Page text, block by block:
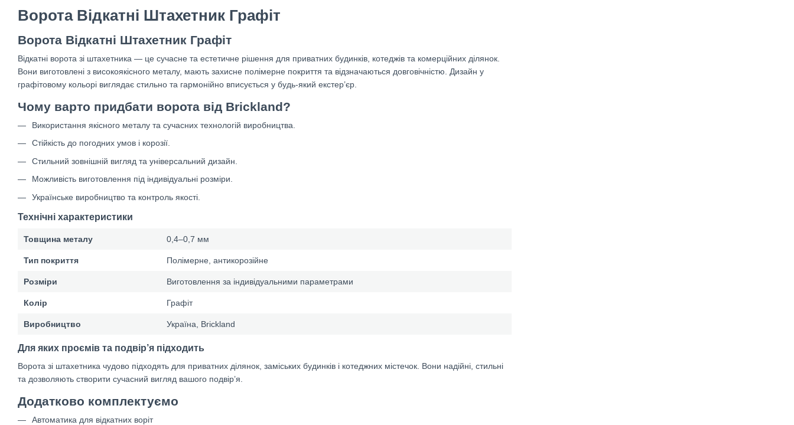
Ворота Відкатні Штахетник Графіт
Ворота Відкатні Штахетник Графіт
Відкатні ворота зі штахетника — це сучасне та естетичне рішення для приватних будинків, котеджів та комерційних ділянок.
Вони виготовлені з високоякісного металу, мають захисне полімерне покриття та відзначаються довговічністю. Дизайн у
графітовому кольорі виглядає стильно та гармонійно вписується у будь-який екстер’єр.
Чому варто придбати ворота від Brickland?
Використання якісного металу та сучасних технологій виробництва.
Стійкість до погодних умов і корозії.
Стильний зовнішній вигляд та універсальний дизайн.
Можливість виготовлення під індивідуальні розміри.
Українське виробництво та контроль якості.
Технічні характеристики
Товщина металу 0,4–0,7 мм
Тип покриття Полімерне, антикорозійне
Розміри Виготовлення за індивідуальними параметрами
Колір Графіт
Виробництво Україна, Brickland
Для яких проємів та подвір’я підходить
Ворота зі штахетника чудово підходять для приватних ділянок, заміських будинків і котеджних містечок. Вони надійні, стильні
та дозволяють створити сучасний вигляд вашого подвір’я.
Додатково комплектуємо
Автоматика для відкатних воріт